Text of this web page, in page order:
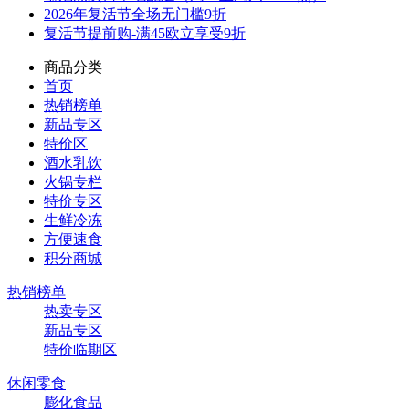
2026年复活节全场无门槛9折
复活节提前购-满45欧立享受9折
商品分类
首页
热销榜单
新品专区
特价区
酒水乳饮
火锅专栏
特价专区
生鲜冷冻
方便速食
积分商城
热销榜单
热卖专区
新品专区
特价临期区
休闲零食
膨化食品